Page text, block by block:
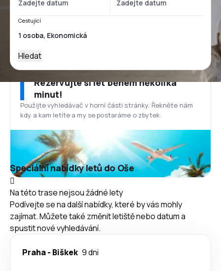
Cestující
Hledat
Rezervujte si let během několika
minut!
Použijte vyhledávač v horní části stránky. Řekněte nám
kdy a kam letíte a my se postaráme o zbytek.
Speciální nabídky letů do Oše
Na této trase nejsou žádné lety
Podívejte se na další nabídky, které by vás mohly
zajímat. Můžete také změnit letiště nebo datum a
spustit nové vyhledávání.
Praha- Biškek 9 dni